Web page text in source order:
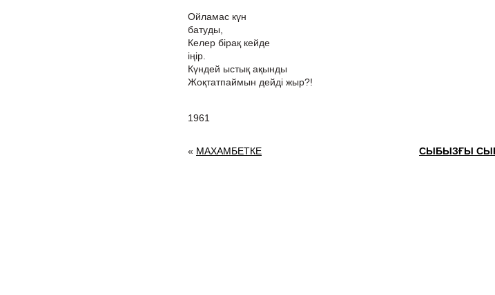
Ойламас күн
Келер бірақ кейде
Күндей ыстық ақынды
Жоқтатпаймын дейді жыр?!
1961
« МАХАМБЕТКЕ СЫБЫЗҒЫ